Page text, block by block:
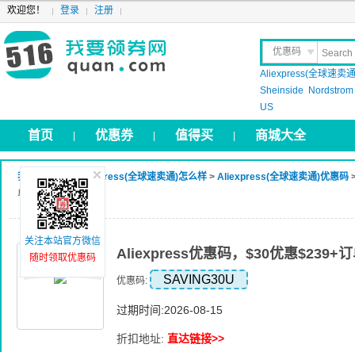
欢迎您！ 登录 注册
优惠码
晒 单
Aliexpress(全球速卖
Sheinside
US
首页 优惠券 值得买 商城大全
我要领券网 >Aliexpress(全球速卖通)怎么样 > Aliexpress(全球速卖通)优惠码
单
Aliexpress优惠码，$30优惠$239+订
优惠码: SAVING30U
过期时间:2026-08-15
折扣地址: 直达链接>>
关注本站官方微信
随时领取优惠码